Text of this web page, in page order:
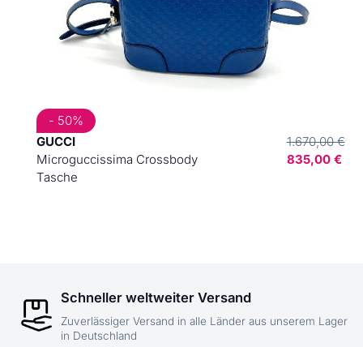
GUCCI
Microguccissima Crossbody
Tasche
1.670,00 €
835,00 €
- 50%
Schneller weltweiter Versand
Zuverlässiger Versand in alle Länder aus unserem Lager
in Deutschland